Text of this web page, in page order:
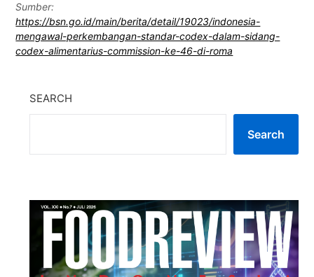
Sumber:
https://bsn.go.id/main/berita/detail/19023/indonesia-
mengawal-perkembangan-standar-codex-dalam-sidang-
codex-alimentarius-commission-ke-46-di-roma
SEARCH
Search